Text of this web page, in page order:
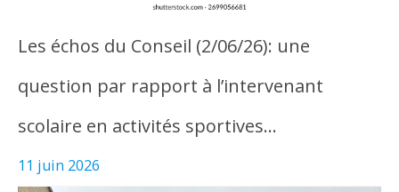
Les échos du Conseil (2/06/26): une
question par rapport à l’intervenant
scolaire en activités sportives…
11 juin 2026